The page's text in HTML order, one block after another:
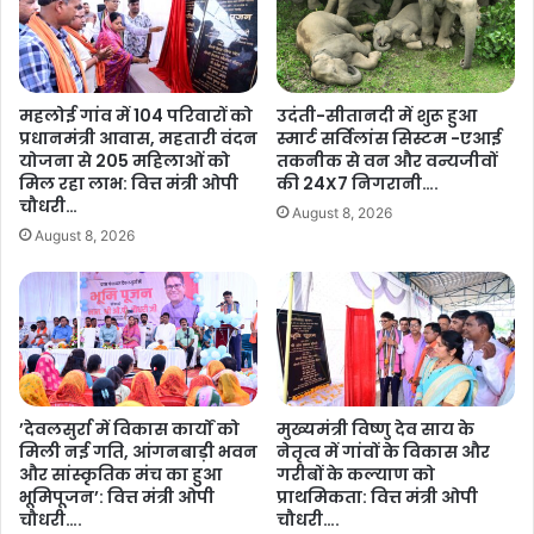
More
दि
व
स
स
मा
रो
ह
…
या
7
7
ग
ण
तं
त्र
दि
स
मं
त्री
ओ
.
पी
.
चौ
ध
री
महलोई गांव में 104 परिवारों को
प्रधानमंत्री आवास, महतारी वंदन
योजना से 205 महिलाओं को
मिल रहा लाभ: वित्त मंत्री ओपी
चौधरी…
August 8, 2026
उदंती-सीतानदी में शुरू हुआ
स्मार्ट सर्विलांस सिस्टम -एआई
तकनीक से वन और वन्यजीवों
की 24X7 निगरानी….
August 8, 2026
’देवलसुर्रा में विकास कार्यों को
मिली नई गति, आंगनबाड़ी भवन
और सांस्कृतिक मंच का हुआ
भूमिपूजन’: वित्त मंत्री ओपी
चौधरी….
मुख्यमंत्री विष्णु देव साय के
नेतृत्व में गांवों के विकास और
गरीबों के कल्याण को
प्राथमिकता: वित्त मंत्री ओपी
चौधरी….